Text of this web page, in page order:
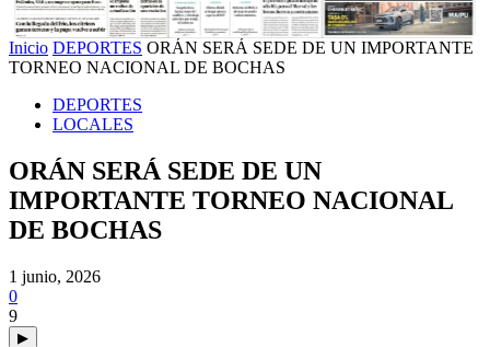
Inicio DEPORTES ORÁN SERÁ SEDE DE UN IMPORTANTE
TORNEO NACIONAL DE BOCHAS
DEPORTES
LOCALES
ORÁN SERÁ SEDE DE UN
IMPORTANTE TORNEO NACIONAL
DE BOCHAS
1 junio, 2026
0
9
▶